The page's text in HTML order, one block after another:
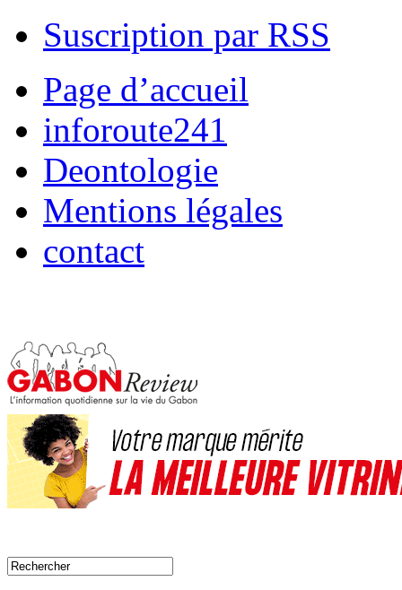
Suscription par RSS
Page d’accueil
inforoute241
Deontologie
Mentions légales
contact